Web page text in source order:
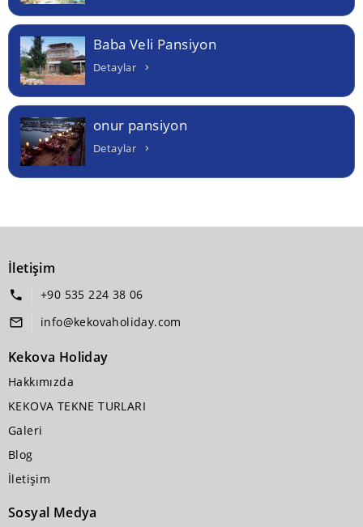
Baba Veli Pansiyon
Detaylar
onur pansiyon
Detaylar
İletişim
+90 535 224 38 06
info@kekovaholiday.com
Kekova Holiday
Hakkımızda
KEKOVA TEKNE TURLARI
Galeri
Blog
İletişim
Sosyal Medya